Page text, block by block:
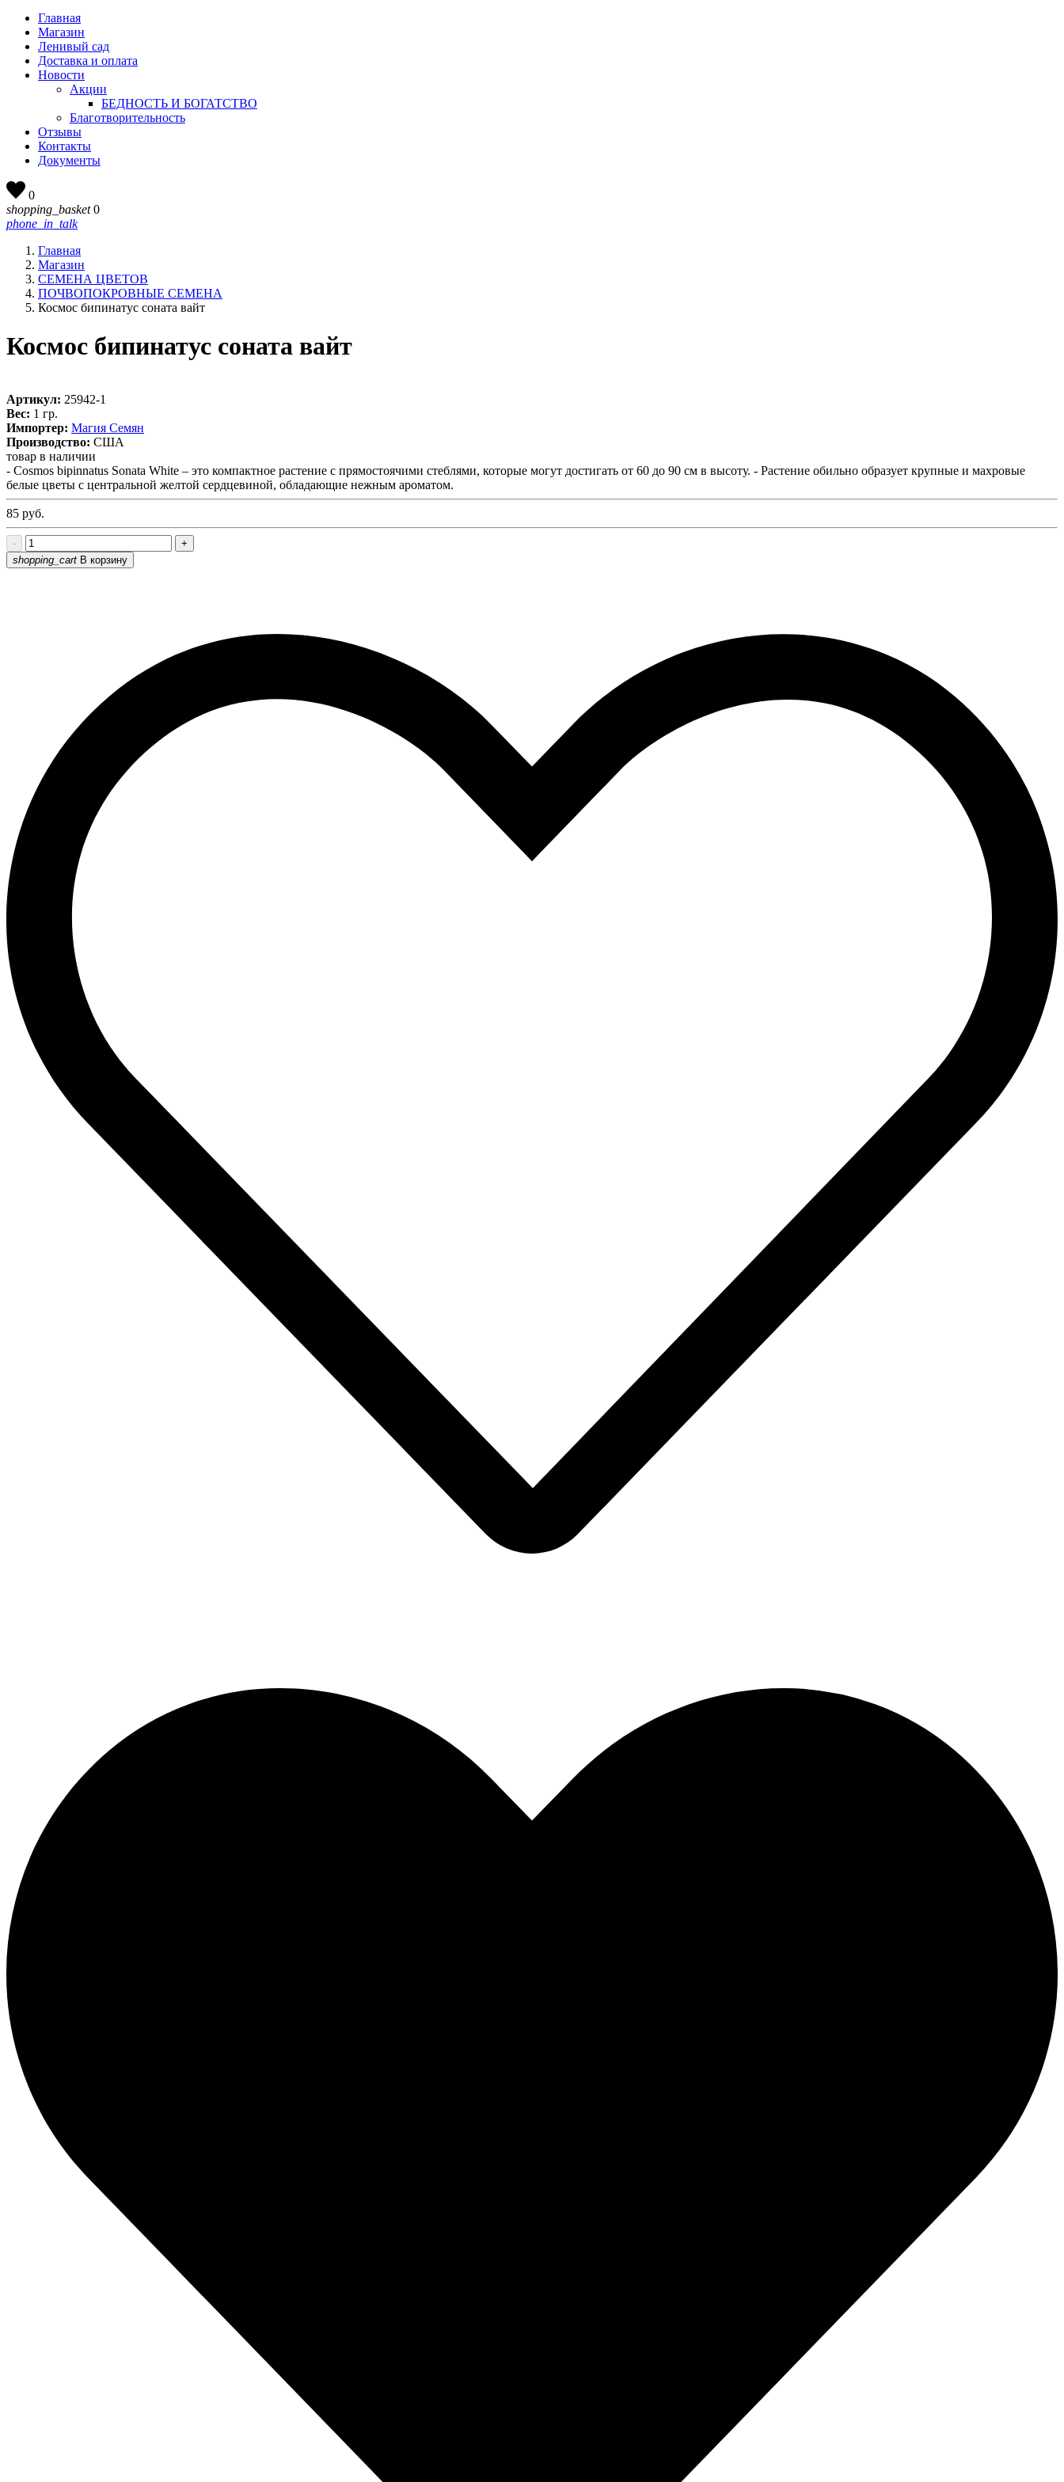
Главная
Магазин
Ленивый сад
Доставка и оплата
Новости
Акции
БЕДНОСТЬ И БОГАТСТВО
Благотворительность
Отзывы
Контакты
Документы
0
shopping_basket 0
phone_in_talk
Главная
Магазин
СЕМЕНА ЦВЕТОВ
ПОЧВОПОКРОВНЫЕ СЕМЕНА
Космос бипинатус соната вайт
Космос бипинатус соната вайт
Артикул: 25942-1
Вес: 1 гр.
Импортер: Магия Семян
Производство: США
товар в наличии
- Cosmos bipinnatus Sonata White – это компактное растение с прямостоячими стеблями, которые могут достигать от 60 до 90 см в высоту. - Растение обильно образует крупные и махровые
белые цветы с центральной желтой сердцевиной, обладающие нежным ароматом.
85 руб.
-
+
shopping_cart В корзину